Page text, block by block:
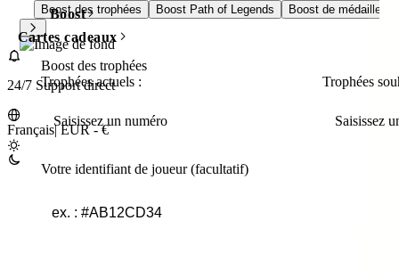
Boost
Cartes cadeaux
24/7 Support direct
Français|EUR - €
Boost des trophées Boost Path of Legends Boost de médailles
Boost des trophées
Trophées actuels :
Trophées
Votre identifiant de joueur (facultatif)